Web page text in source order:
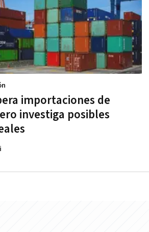
importaciones de
investiga posibles